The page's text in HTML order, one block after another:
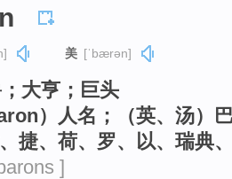
美 [ˈbærən]
大亨；巨头
）人名；（英、汤）
捷、荷、罗、以、瑞典
]